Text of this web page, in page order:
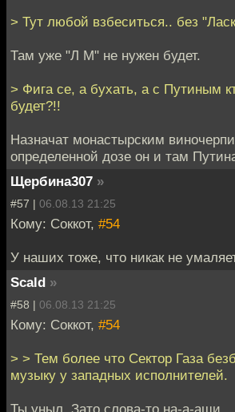
> Тут любой взбеситься.. без
Там уже "Л М" не нужен будет.
> Фига се, а бухать, а с Путиным
будет?!!
Назначат монастырским
определенной дозе он и там
Щербина307 »
#57 | 06.08.13 21:25
Кому: Соккот, #54
У наших тоже, что никак не
Scald »
#58 | 06.08.13 21:25
Кому: Соккот, #54
> > Тем более что Сектор Газа
музыку у западных исполнителей.